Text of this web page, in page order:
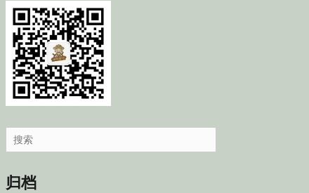
Search
for:
归档